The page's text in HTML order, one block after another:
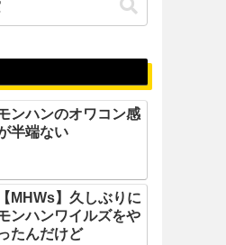
ンハンのオワコン感
半端ない
【MHWs】久しぶりに
ンハンワイルズをや
たんだけど